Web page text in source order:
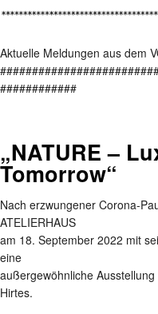
Aktuelle Meldungen aus dem
############
„NATURE –
Tomorrow“
Nach erzwungener Corona-
ATELIERHAUS
am 18. September 2022 mit
eine
außergewöhnliche
Hirtes.